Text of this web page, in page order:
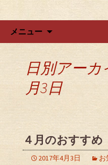
メニュー
日別アーカ
月3日
４月のおすすめ
2017年4月3日 お